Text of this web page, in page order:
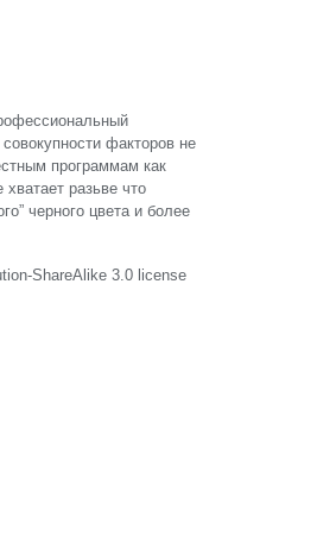
факторов не
программам как
разьве что
черного цвета и более
ShareAlike 3.0 license